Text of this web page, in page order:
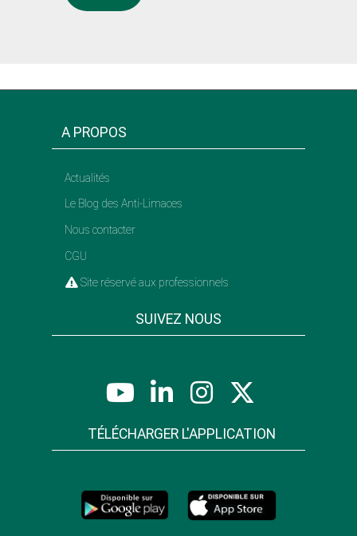
A PROPOS
Actualités
Le Blog des Anti-Limaces
Nous contacter
CGU
Site réservé aux professionnels
SUIVEZ NOUS
TÉLÉCHARGER L'APPLICATION